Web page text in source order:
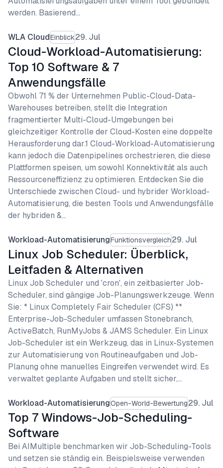
werden. Basierend…
WLA CloudEinblick29. Jul
Cloud-Workload-Automatisierung:
Top 10 Software & 7
Anwendungsfälle
Obwohl 71 % der Unternehmen Public-Cloud-Data-
Warehouses betreiben, stellt die Integration
fragmentierter Multi-Cloud-Umgebungen bei
gleichzeitiger Kontrolle der Cloud-Kosten eine doppelte
Herausforderung dar.1 Cloud-Workload-Automatisierung
kann jedoch die Datenpipelines orchestrieren, die diese
Plattformen speisen, um sowohl Konnektivität als auch
Ressourceneffizienz zu optimieren. Entdecken Sie die
Unterschiede zwischen Cloud- und hybrider Workload-
Automatisierung, die besten Tools und Anwendungsfälle
der hybriden &…
Workload-AutomatisierungFunktionsvergleich29. Jul
Linux Job Scheduler: Überblick,
Leitfaden & Alternativen
Linux Job Scheduler und 'cron', ein zeitbasierter Job-
Scheduler, sind gängige Job-Planungswerkzeuge. Wenn
Sie: * Linux Completely Fair Scheduler (CFS) **
Enterprise-Job-Scheduler umfassen Stonebranch,
ActiveBatch, RunMyJobs & JAMS Scheduler. Ein Linux
Job-Scheduler ist ein Werkzeug, das in Linux-Systemen
zur Automatisierung von Routineaufgaben und Job-
Planung ohne manuelles Eingreifen verwendet wird. Es
verwaltet geplante Aufgaben und stellt sicher,…
Workload-AutomatisierungOpen-World-Bewertung29. Jul
Top 7 Windows-Job-Scheduling-
Software
Bei AIMultiple benchmarken wir Job-Scheduling-Tools
und setzen sie ständig ein. Beispielsweise verwenden